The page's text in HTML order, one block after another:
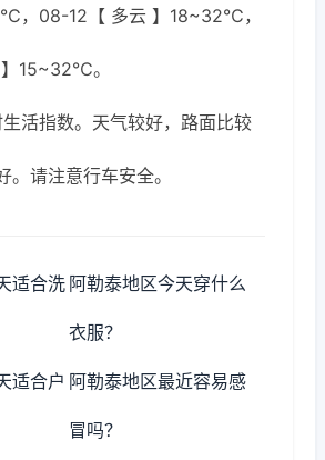
，08-12【 多云 】18~32℃，
15~32℃。
活指数。天气较好，路面比较
。请注意行车安全。
适合洗 阿勒泰地区今天穿什么
衣服？
适合户 阿勒泰地区最近容易感
冒吗？